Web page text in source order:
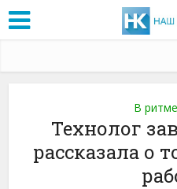
В
Технолог
рассказала о